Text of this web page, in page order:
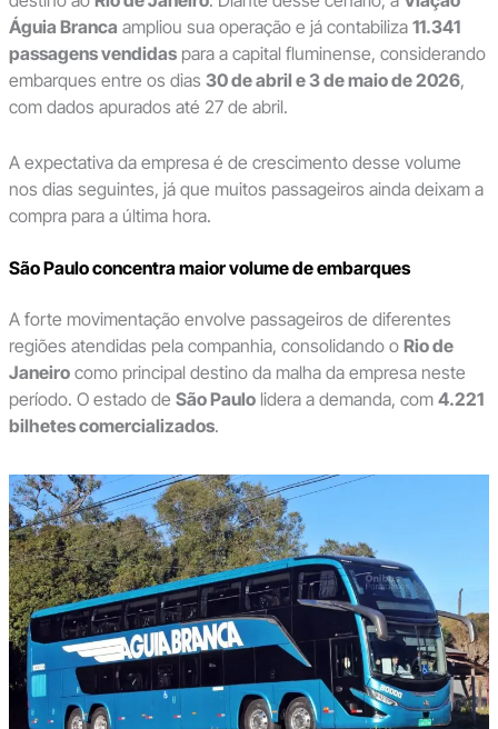
Águia Branca ampliou sua operação e já contabiliza 11.341
passagens vendidaspara a capital fluminense, considerando
embarques entre os dias 30 de abril e 3 de maio de 2026,
com dados apurados até 27 de abril.
A expectativa da empresa é de crescimento desse volume
nos dias seguintes, já que muitos passageiros ainda deixam a
compra para a última hora.
São Paulo concentra maior volume de embarques
A forte movimentação envolve passageiros de diferentes
regiões atendidas pela companhia, consolidando o Rio de
Janeirocomo principal destino da malha da empresa neste
período. O estado de São Paulolidera a demanda, com 4.221
bilhetes comercializados.